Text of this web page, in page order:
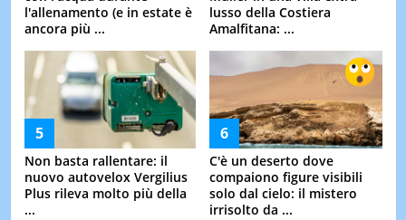
l'allenamento (e in estate è
ancora più ...
lusso della Costiera
Amalfitana: ...
Non basta rallentare: il
nuovo autovelox Vergilius
Plus rileva molto più della
...
C'è un deserto dove
compaiono figure visibili
solo dal cielo: il mistero
irrisolto da ...